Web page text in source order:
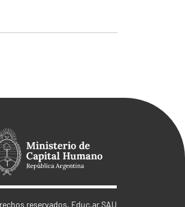
reservados. Educ.ar SAU